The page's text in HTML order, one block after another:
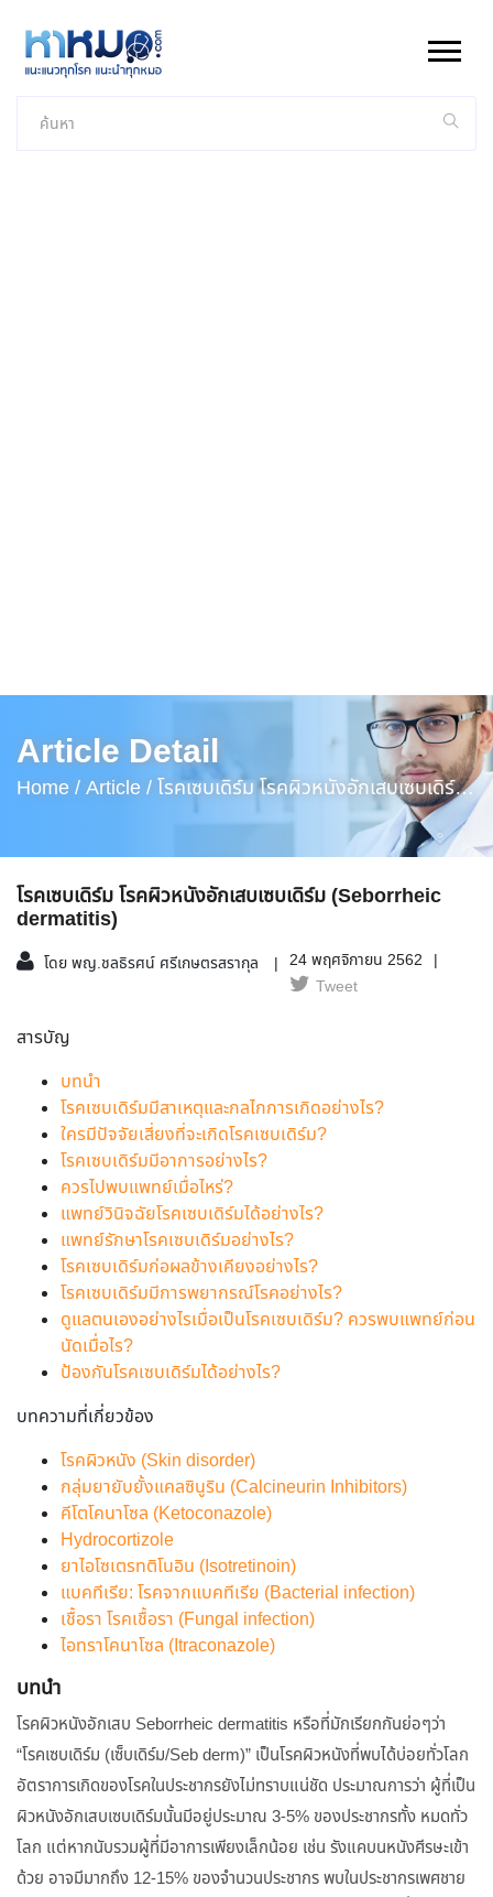
Article Detail
Home /Article /โรคเซบเดิร์ม โรคผิวหนังอักเสบเซบเดิร์ม
(Seborrheic Dermatitis)
โรคเซบเดิร์ม โรคผิวหนังอักเสบเซบเดิร์ม (Seborrheic
dermatitis)
โดย พญ.ชลธิรศน์ ศรีเกษตรสรากุล
24 พฤศจิกายน 2562
Tweet
สารบัญ
บทนำ
โรคเซบเดิร์มมีสาเหตุและกลไกการเกิดอย่างไร?
ใครมีปัจจัยเสี่ยงที่จะเกิดโรคเซบเดิร์ม?
โรคเซบเดิร์มมีอาการอย่างไร?
ควรไปพบแพทย์เมื่อไหร่?
แพทย์วินิจฉัยโรคเซบเดิร์มได้อย่างไร?
แพทย์รักษาโรคเซบเดิร์มอย่างไร?
โรคเซบเดิร์มก่อผลข้างเคียงอย่างไร?
โรคเซบเดิร์มมีการพยากรณ์โรคอย่างไร?
ดูแลตนเองอย่างไรเมื่อเป็นโรคเซบเดิร์ม? ควรพบแพทย์ก่อน
นัดเมื่อไร?
ป้องกันโรคเซบเดิร์มได้อย่างไร?
บทความที่เกี่ยวข้อง
โรคผิวหนัง (Skin disorder)
กลุ่มยายับยั้งแคลซินูริน (Calcineurin Inhibitors)
คีโตโคนาโซล (Ketoconazole)
Hydrocortizole
ยาไอโซเตรทติโนอิน (Isotretinoin)
แบคทีเรีย: โรคจากแบคทีเรีย (Bacterial infection)
เชื้อรา โรคเชื้อรา (Fungal infection)
ไอทราโคนาโซล (Itraconazole)
บทนำ
โรคผิวหนังอักเสบ Seborrheic dermatitis หรือที่มักเรียกกันย่อๆว่า
“โรคเซบเดิร์ม (เซ็บเดิร์ม/Seb derm)” เป็นโรคผิวหนังที่พบได้บ่อยทั่วโลก
อัตราการเกิดของโรคในประชากรยังไม่ทราบแน่ชัด ประมาณการว่า ผู้ที่เป็น
ผิวหนังอักเสบเซบเดิร์มนั้นมีอยู่ประมาณ 3-5% ของประชากรทั้ง หมดทั่ว
โลก แต่หากนับรวมผู้ที่มีอาการเพียงเล็กน้อย เช่น รังแคบนหนังศีรษะเข้า
ด้วย อาจมีมากถึง 12-15% ของจำนวนประชากร พบในประชากรเพศชาย